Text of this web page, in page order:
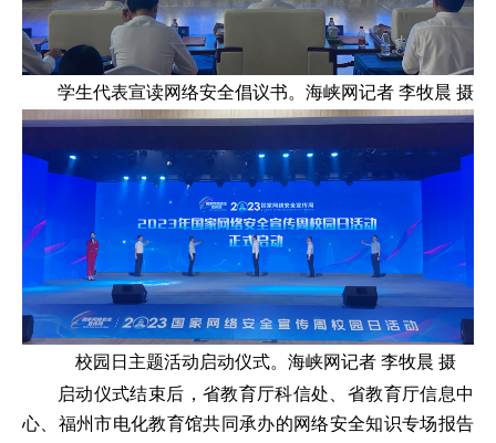
学生代表宣读网络安全倡议书。海峡网记者 李牧晨 摄
校园日主题活动启动仪式。海峡网记者 李牧晨 摄
启动仪式结束后，省教育厅科信处、省教育厅信息中
心、福州市电化教育馆共同承办的网络安全知识专场报告